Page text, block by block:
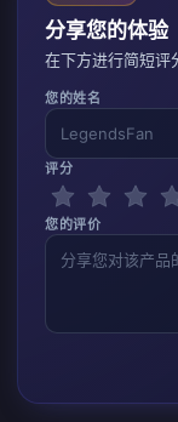
分享您的体验
在下方进行简短评
您的姓名
评分
您的评价